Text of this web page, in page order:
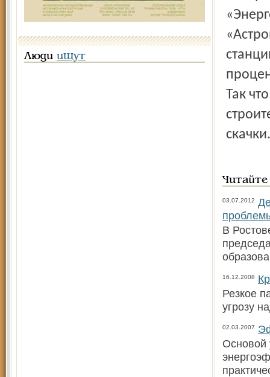
Люди ищут
Так
скачки.
03.07.2012
В
16.12.2008
Резкое
угрозу
02.03.2007
Основой